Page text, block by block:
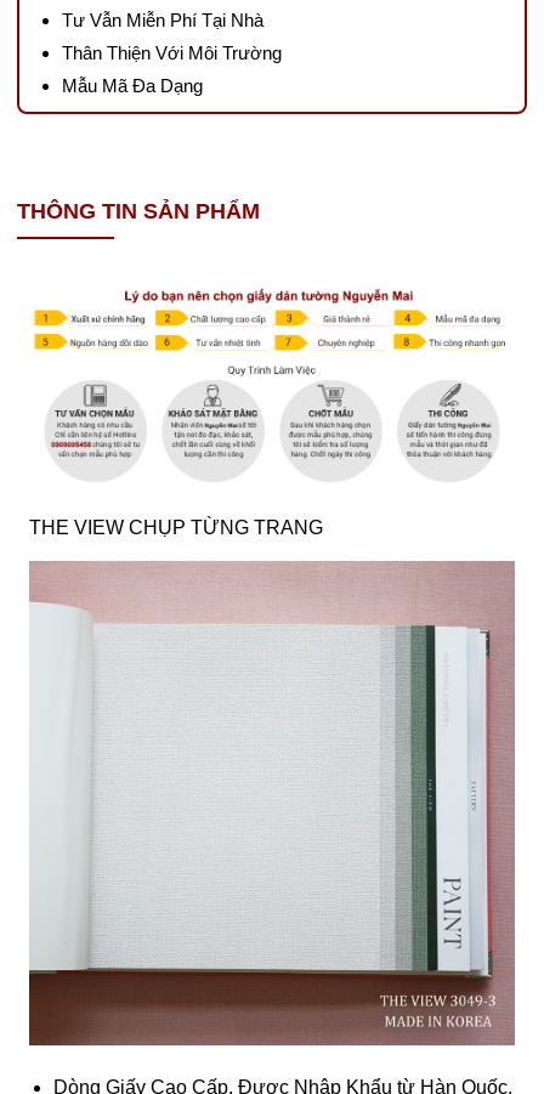
Tư Vẫn Miễn Phí Tại Nhà
Thân Thiện Với Môi Trường
Mẫu Mã Đa Dạng
THÔNG TIN SẢN PHẨM
THE VIEW CHỤP TỪNG TRANG
Dòng Giấy Cao Cấp. Được Nhập Khẩu từ Hàn Quốc.